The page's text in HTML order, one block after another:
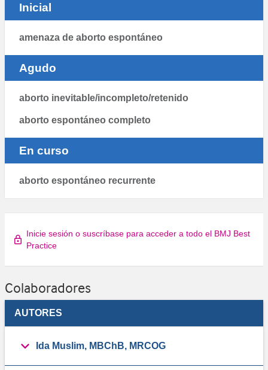
Inicial
amenaza de aborto espontáneo
Agudo
aborto inevitable/incompleto/retenido
aborto espontáneo completo
En curso
aborto espontáneo recurrente
Inicie sesión o suscríbase para acceder a todo el BMJ Best
Practice
Colaboradores
AUTORES
Ida Muslim, MBChB, MRCOG